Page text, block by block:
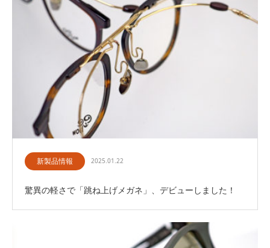
新製品情報 2025.01.22
驚異の軽さで「跳ね上げメガネ」、デビューしました！